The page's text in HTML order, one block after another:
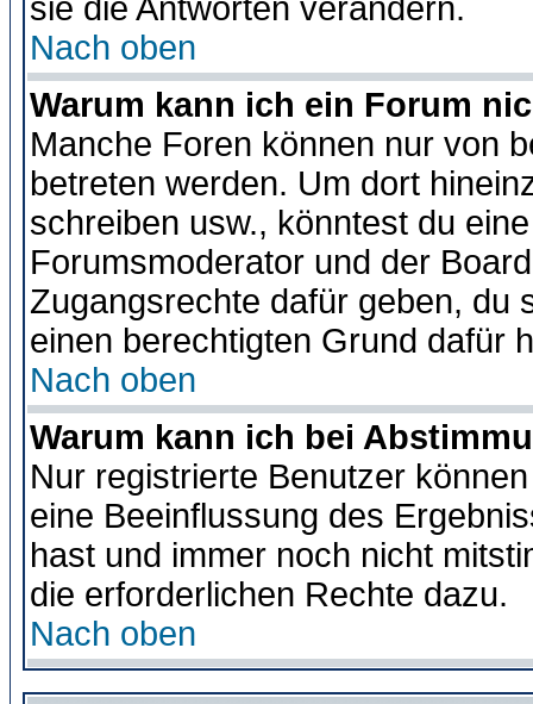
sie die Antworten verändern.
Nach oben
Warum kann ich ein Forum
Manche Foren können nur von
betreten werden. Um dort
schreiben usw., könntest du
Forumsmoderator und der
Zugangsrechte dafür geben, du
einen berechtigten Grund dafür
Nach oben
Warum kann ich bei
Nur registrierte Benutzer
eine Beeinflussung des
hast und immer noch nicht
die erforderlichen Rechte dazu.
Nach oben